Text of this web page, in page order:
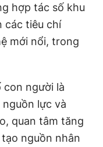
hợp tác số khu
các tiêu chí
mới nổi, trong
con người là
lực và
quan tâm tăng
nguồn nhân